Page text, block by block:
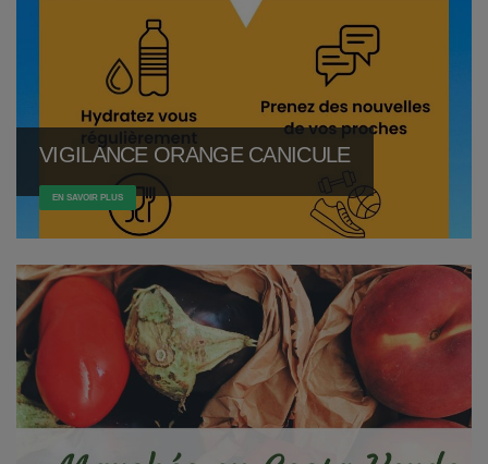
VIGILANCE ORANGE CANICULE
EN SAVOIR PLUS